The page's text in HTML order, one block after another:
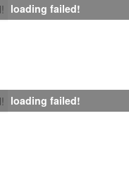
loading failed!
loading failed!